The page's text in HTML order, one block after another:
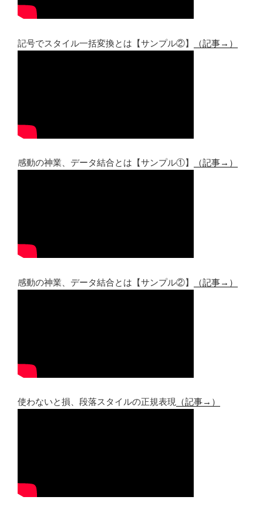
記号でスタイル一括変換とは【サンプル②】 （記事→）
感動の神業、データ結合とは【サンプル①】 （記事→）
感動の神業、データ結合とは【サンプル②】 （記事→）
使わないと損、段落スタイルの正規表現 （記事→）